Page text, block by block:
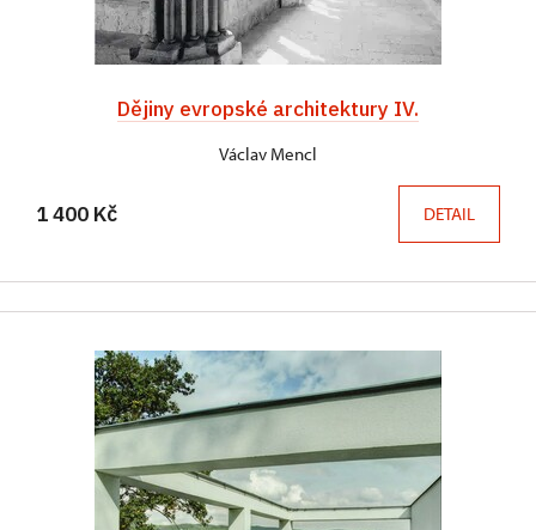
Dějiny evropské architektury IV.
Václav Mencl
1 400 Kč DETAIL